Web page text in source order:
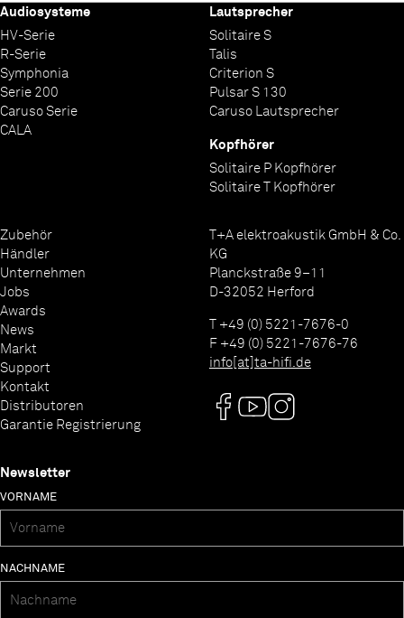
Power Bar 2+3 und 2+5 Bedienung
Deutsch
Englisch
Audiosysteme
HV-Serie
R-Serie
Symphonia
Serie 200
Caruso Serie
CALA
Lautsprecher
Solitaire S
Talis
Criterion S
Pulsar S 130
Caruso Lautsprecher
Kopfhörer
Solitaire P Kopfhörer
Solitaire T Kopfhörer
Zubehör
Händler
Unternehmen
Jobs
Awards
News
Markt
Support
Kontakt
Distributoren
Garantie Registrierung
T+A elektroakustik GmbH & Co.
KG
Planckstraße 9–11
D-32052 Herford
T +49 (0) 5221-7676-0
F +49 (0) 5221-7676-76
info[at]ta-hifi.de
Newsletter
VORNAME
NACHNAME